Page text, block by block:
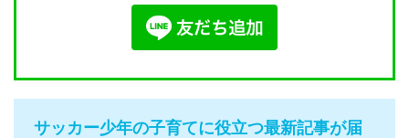
サッカー少年の子育てに役立つ最新記事が届